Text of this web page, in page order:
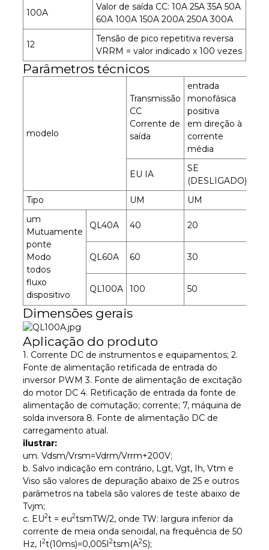
100A
Valor de saída CC: 10A 25A 35A 50A
60A 100A 150A 200A 250A 300A
12
Tensão de pico repetitiva reversa
VRRM = valor indicado x 100 vezes
Parâmetros técnicos
modelo
Transmissão
CC
Corrente de
saída
entrada
monofásica
positiva
em direção à
corrente
média
EU IA
SE
(DESLIGADO)
Tipo UM UM
um
Mutuamente
ponte
Modo
todos
fluxo
dispositivo
QL40A 40 20
QL60A 60 30
QL100A 100 50
Dimensões gerais
Aplicação do produto
1. Corrente DC de instrumentos e equipamentos; 2.
Fonte de alimentação retificada de entrada do
inversor PWM 3. Fonte de alimentação de excitação
do motor DC 4. Retificação de entrada da fonte de
alimentação de comutação; corrente; 7, máquina de
solda inversora 8. Fonte de alimentação DC de
carregamento atual.
ilustrar:
um. Vdsm/Vrsm=Vdrm/Vrrm+200V;
b. Salvo indicação em contrário, Lgt, Vgt, Ih, Vtm e
Viso são valores de depuração abaixo de 25 e outros
parâmetros na tabela são valores de teste abaixo de
Tvjm;
c. EU2t = eu2tsmTW/2, onde TW: largura inferior da
corrente de meia onda senoidal, na frequência de 50
Hz, I2t(10ms)=0,005I2tsm(A2S);